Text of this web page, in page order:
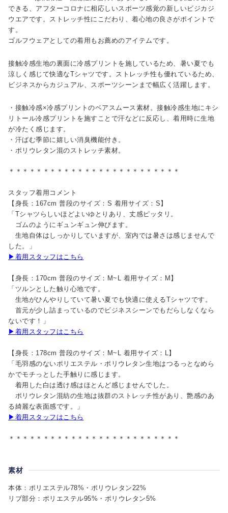
できる、アフターコロナに相応しいスポーツ感覚の新しいビジカジ
ウエアです。ストレッチ性にこだわり、着心地の良さがポイントで
す。
ゴルフウェアとしての着用もお薦めのアイテムです。
接触冷感生地の裏面に冷感プリントを施しているため、暑い夏でも
涼しく感じて快適なTシャツです。ストレッチ性も優れているため、
ビジネスからカジュアル、スポーツシーンまで幅広く活躍します。
・接触冷感×冷感プリントのベアスムース素材。接触冷感生地にキシ
リトール冷感プリントを施すことで汗などに反応し、着用時に生地
が冷たく感じます。
・汗ばむ季節に嬉しい消臭機能付き。
・ポリウレタン混のストレッチ素材。
＊＊＊＊＊＊＊＊＊＊＊＊＊＊＊＊＊＊＊＊＊＊＊＊＊
スタッフ着用コメント
【身長：167cm 普段のサイズ：S 着用サイズ：S】
「Tシャツらしいほどよいゆとりあり、丈感ピッタリ。
ゴムのようにギュンギュン伸びます。
生地自体はしっかりしていますが、室内では暑さは感じませんで
した。」
▶着用スタッフはこちら
【身長：170cm 普段のサイズ：M~L 着用サイズ：M】
「ツルンとした触り心地です。
生地がひんやりしていて暑い夏でも快適に使えるTシャツです。
首元が少し詰まっているのでビジネスシーンでもだらしなくなら
ないです！」
▶着用スタッフはこちら
【身長：178cm 普段のサイズ：M~L 着用サイズ：L】
「毛羽感のないポリエステル・ポリウレタン生地はつるっとなめら
かでモチっとした手触りに感じます。
着用した白は透け感はほとんど感じませんでした。
ポリウレタン混紡の生地は抜群のストレッチ性があり、艶感のあ
る綺麗な表面感です。」
▶着用スタッフはこちら
＊＊＊＊＊＊＊＊＊＊＊＊＊＊＊＊＊＊＊＊＊＊＊＊＊
素材
本体：ポリエステル78%・ポリウレタン22%
リブ部分：ポリエステル95%・ポリウレタン5%